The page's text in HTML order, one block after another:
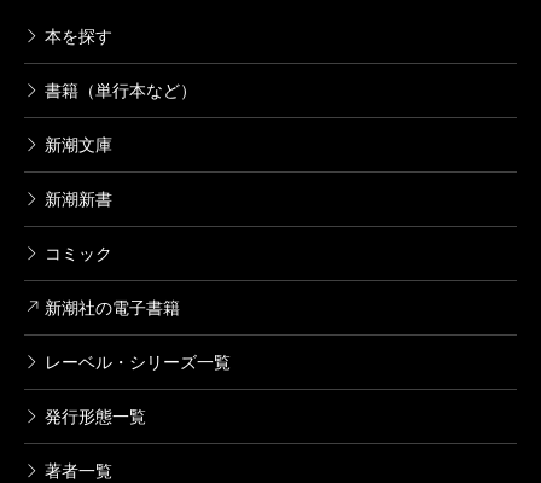
本を探す
書籍（単行本など）
新潮文庫
新潮新書
コミック
新潮社の電子書籍
レーベル・シリーズ一覧
発行形態一覧
著者一覧